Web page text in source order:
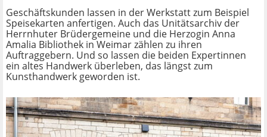
Geschäftskunden lassen in der Werkstatt zum Beispiel
Speisekarten anfertigen. Auch das Unitätsarchiv der
Herrnhuter Brüdergemeine und die Herzogin Anna
Amalia Bibliothek in Weimar zählen zu ihren
Auftraggebern. Und so lassen die beiden Expertinnen
ein altes Handwerk überleben, das längst zum
Kunsthandwerk geworden ist.